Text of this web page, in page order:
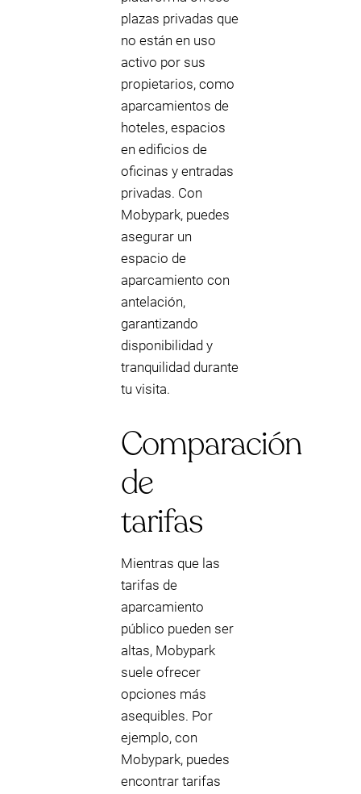
plazas privadas que
no están en uso
activo por sus
propietarios, como
aparcamientos de
hoteles, espacios
en edificios de
oficinas y entradas
privadas. Con
Mobypark, puedes
asegurar un
espacio de
aparcamiento con
antelación,
garantizando
disponibilidad y
tranquilidad durante
tu visita.
Comparación
de
tarifas
Mientras que las
tarifas de
aparcamiento
público pueden ser
altas, Mobypark
suele ofrecer
opciones más
asequibles. Por
ejemplo, con
Mobypark, puedes
encontrar tarifas